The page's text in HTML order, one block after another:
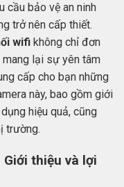
cầu bảo vệ an ninh
trở nên cấp thiết.
wifi không chỉ đơn
lại sự yên tâm
cấp cho bạn những
này, bao gồm giới
hiệu quả, cũng
trường.
thiệu và lợi